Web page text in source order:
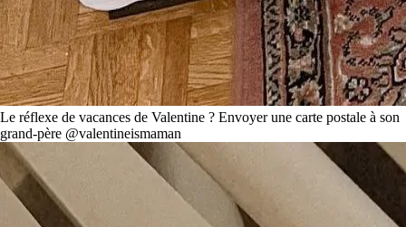
Le réflexe de vacances de Valentine ? Envoyer une carte postale à son
grand-père @valentineismaman